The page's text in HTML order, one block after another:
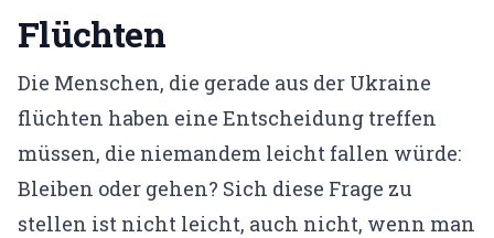
KONTO
Mein Konto
Expertenfinder-Profil
Flüchten
Die Menschen, die gerade aus der Ukraine
flüchten haben eine Entscheidung treffen
müssen, die niemandem leicht fallen würde:
Bleiben oder gehen? Sich diese Frage zu
stellen ist nicht leicht, auch nicht, wenn man